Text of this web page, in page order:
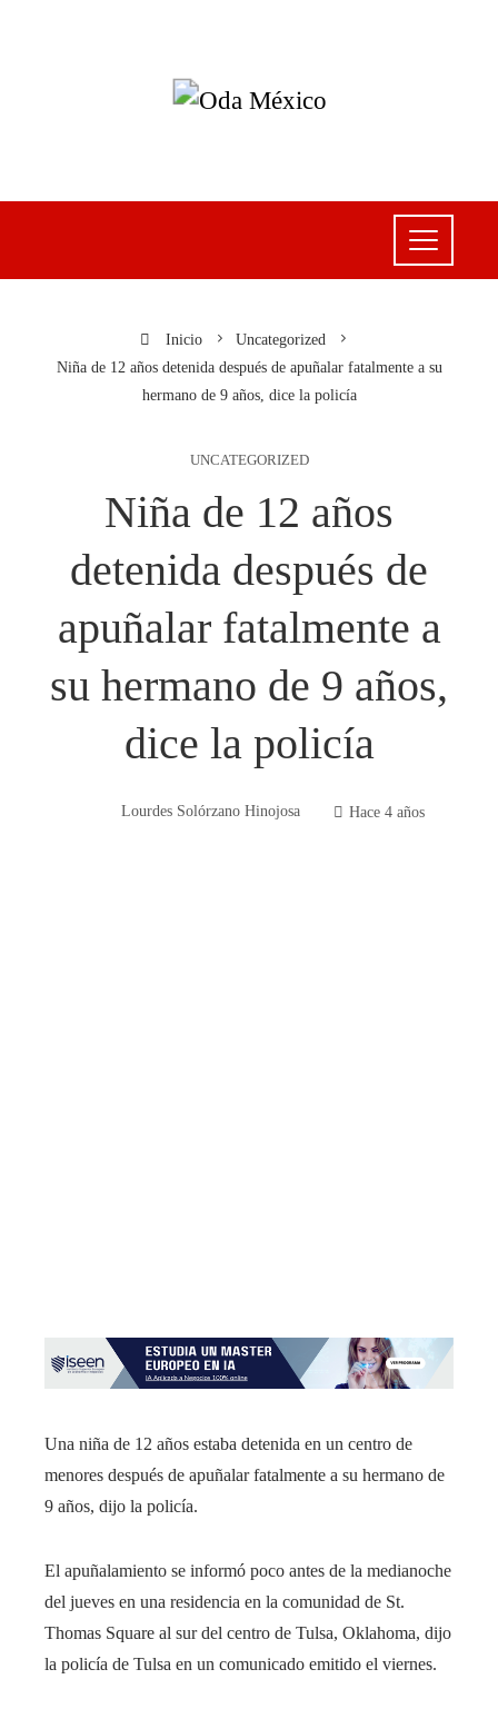
Inicio
Uncategorized
Niña de 12 años detenida después de apuñalar fatalmente a su
hermano de 9 años, dice la policía
UNCATEGORIZED
Niña de 12 años
detenida después de
apuñalar fatalmente a
su hermano de 9 años,
dice la policía
Lourdes Solórzano Hinojosa Hace 4 años
Una niña de 12 años estaba detenida en un centro de
menores después de apuñalar fatalmente a su hermano de
9 años, dijo la policía.
El apuñalamiento se informó poco antes de la medianoche
del jueves en una residencia en la comunidad de St.
Thomas Square al sur del centro de Tulsa, Oklahoma, dijo
la policía de Tulsa en un comunicado emitido el viernes.